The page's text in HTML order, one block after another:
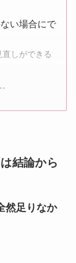
い場合にで
しができる
結論から
然足りなか